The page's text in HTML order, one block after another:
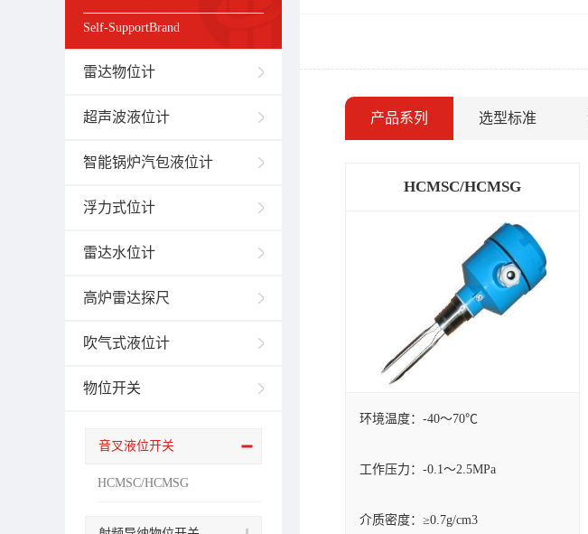
Self-SupportBrand
雷达物位计
超声波液位计
智能锅炉汽包液位计
浮力式位计
雷达水位计
高炉雷达探尺
吹气式液位计
物位开关
音叉液位开关
HCMSC/HCMSG
产品系列 选型标准
HCMSC/HCMSG
环境温度：-40～70℃
工作压力：-0.1～2.5MPa
介质密度：≥0.7g/cm3